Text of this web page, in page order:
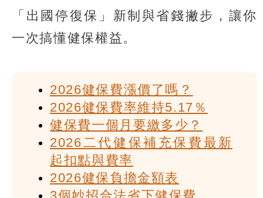
「出國停復保」新制與省錢撇步，讓你
一次搞懂健保權益。
2026健保費漲價了嗎？
2026健保費率維持5.17％
健保費一個月要繳多少？
2026二代健保補充保費最新
起扣點與費率
2026健保負擔金額表